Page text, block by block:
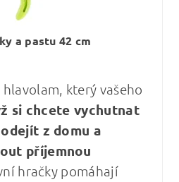
a pastu 42 cm
který vašeho
si chcete vychutnat
z domu a
příjemnou
hračky pomáhají